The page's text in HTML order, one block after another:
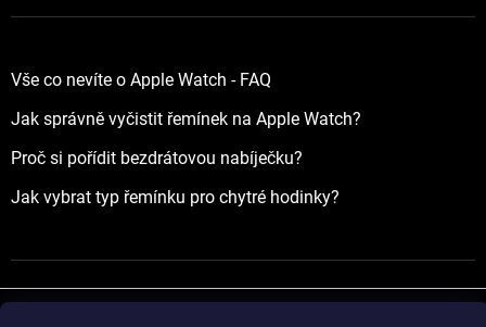
Vše co nevíte o Apple Watch - FAQ
Jak správně vyčistit řemínek na Apple Watch?
Proč si pořídit bezdrátovou nabíječku?
Jak vybrat typ řemínku pro chytré hodinky?